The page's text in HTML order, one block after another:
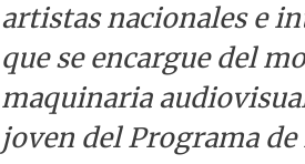
artistas nacionales e
que se encargue del
maquinaria
joven del Programa